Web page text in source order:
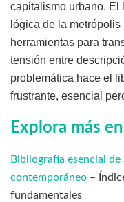
capitalismo urbano. El
lógica de la
herramientas para
tensión entre
problemática hace el
frustrante, esencial
Explora más
Bibliografía esencial
contemporáneo –
fundamentales